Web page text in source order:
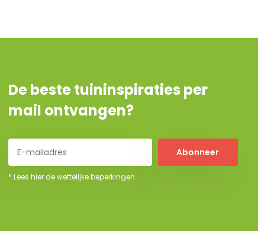
De beste tuininspiraties per
mail ontvangen?
Abonneer
* Lees hier de wettelijke beperkingen